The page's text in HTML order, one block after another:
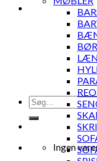
Søg
efter:
Ingen